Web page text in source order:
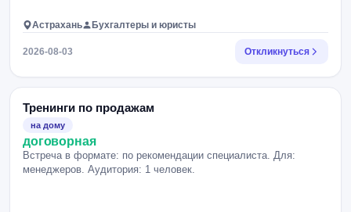
Астрахань Бухгалтеры и юристы
2026-08-03 Откликнуться
Тренинги по продажам
на дому
договорная
Встреча в формате: по рекомендации специалиста. Для:
менеджеров. Аудитория: 1 человек.